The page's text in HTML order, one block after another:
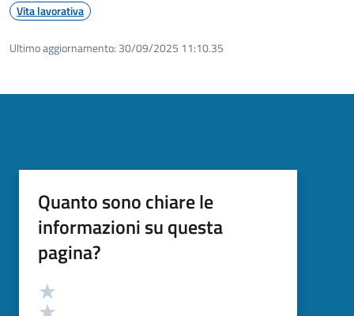
Vita lavorativa
Ultimo aggiornamento: 30/09/2025 11:10.35
Quanto sono chiare le
informazioni su questa
pagina?
Valutazione